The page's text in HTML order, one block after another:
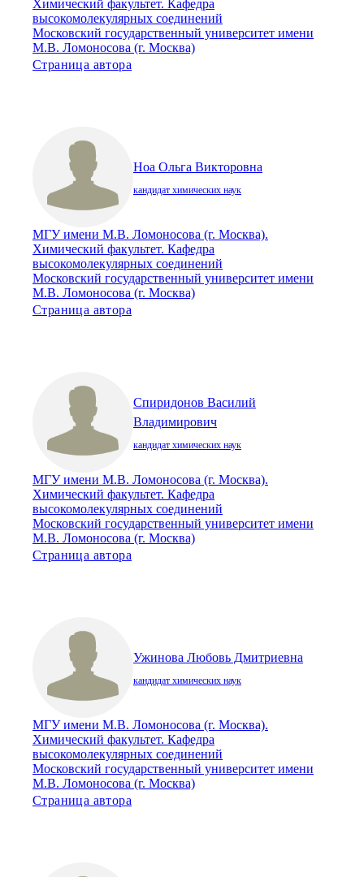
Химический факультет. Кафедра
высокомолекулярных соединений
Московский государственный университет имени
М.В. Ломоносова (г. Москва)
Страница автора
Ноа Ольга Викторовна
кандидат химических наук
МГУ имени М.В. Ломоносова (г. Москва).
Химический факультет. Кафедра
высокомолекулярных соединений
Московский государственный университет имени
М.В. Ломоносова (г. Москва)
Страница автора
Спиридонов Василий
Владимирович
кандидат химических наук
МГУ имени М.В. Ломоносова (г. Москва).
Химический факультет. Кафедра
высокомолекулярных соединений
Московский государственный университет имени
М.В. Ломоносова (г. Москва)
Страница автора
Ужинова Любовь Дмитриевна
кандидат химических наук
МГУ имени М.В. Ломоносова (г. Москва).
Химический факультет. Кафедра
высокомолекулярных соединений
Московский государственный университет имени
М.В. Ломоносова (г. Москва)
Страница автора